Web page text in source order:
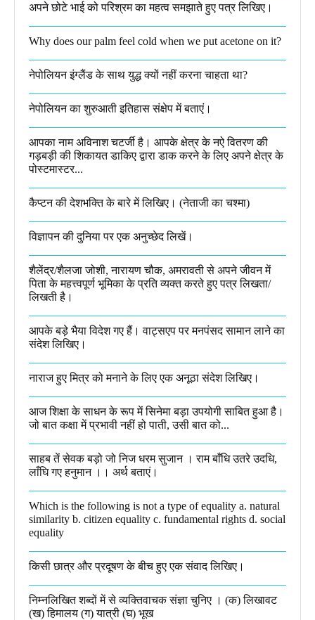
अपने छोटे भाई को परिश्रम का महत्व समझाते हुए पत्र लिखिए।
Why does our palm feel cold when we put acetone on it?
नेपोलियन इंग्लैंड के साथ युद्ध क्यों नहीं करना चाहता था​?
नेपोलियन का शुरुआती इतिहास संक्षेप में बताएं।
आपका नाम अविनाश चटर्जी है। आपके क्षेत्र के नऐ वितरण की
गड़बड़ी की शिकायत डाकिए द्वारा डाक करने के लिए अपने क्षेत्र के
पोस्टमास्टर...
कैप्टन की देशभक्ति के बारे में लिखिए।​ (नेताजी का चश्मा)
विज्ञापन की दुनिया पर एक अनुच्छेद लिखें।
शैलेंद्र/शैलजा जोशी, नारायण चौक, अमरावती से अपने जीवन में
पिता के महत्त्वपूर्ण भूमिका के प्रति व्यक्त करते हुए पत्र लिखता/
लिखती है।​
आपके बड़े भैया विदेश गए हैं। वाट्सएप पर मनपंसद सामान लाने का
संदेश लिखिए।
नाराज हुए मित्र को मनाने के लिए एक अनूठा संदेश लिखिए।
आज शिक्षा के साधन के रूप में सिनेमा बड़ा उपयोगी साबित हुआ है।
जो बात कक्षा में प्रभावी नहीं हो पाती, उसी बात को...
साहब तें सेवक बड़ो जो निज धरम सुजान । राम बाँधि उतरे उदधि,
लाँघि गए हनुमान ।।​ अर्थ बताएं।
Which is the following is not a type of equality a. natural
similarity b. citizen equality c. fundamental rights d. social
equality​
किसी छात्र और प्रदूषण के बीच हुए एक संवाद लिखिए।​
निम्नलिखित शब्दों में से व्यक्तिवाचक संज्ञा चुनिए । (क) लिखावट
(ख) हिमालय (ग) यात्री (घ) भूख​